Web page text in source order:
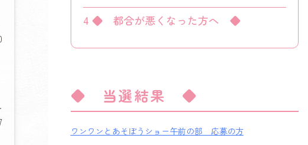
4 ◆ 都合が悪くなった方へ ◆
◆ 当選結果 ◆
ワンワンとあそぼうショー午前の部 応募の方